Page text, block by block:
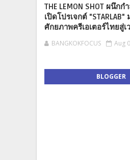
THE LEMON SHOT ผนึกกำ
เปิดโปรเจกต์ "STARLAB"
ศักยภาพครีเอเตอร์ไทยสู่เ
BANGKOKFOCUS Aug
BLOGGER